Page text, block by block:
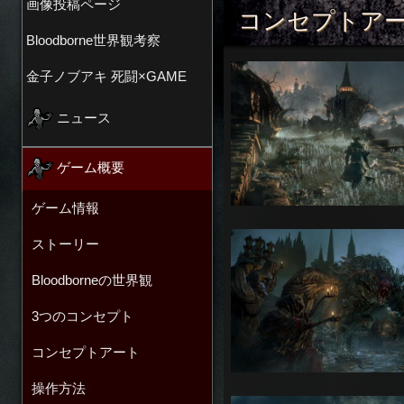
コンセプトア
画像投稿ページ
Bloodborne世界観考察
金子ノブアキ 死闘×GAME
ニュース
ゲーム概要
ゲーム情報
ストーリー
Bloodborneの世界観
3つのコンセプト
コンセプトアート
操作方法